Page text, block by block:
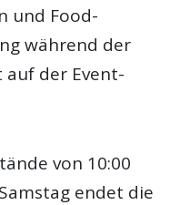
und Food-
während der
auf der Event-
von 10:00
endet die